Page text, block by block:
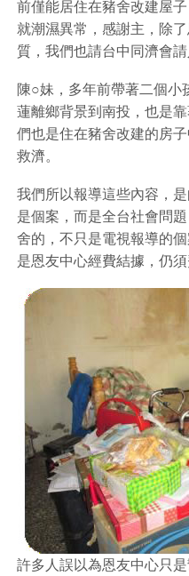
前僅能居住在豬舍改建屋
就潮濕異常，感謝主，除
質，我們也請台中同濟會請
陳○妹，多年前帶著二個小
蓮離鄉背景到南投，也是
們也是住在豬舍改建的房
救濟。
我們所以報導這些內容，
是個案，而是全台社會問
舍的，不只是電視報導的
是恩友中心經費結據，仍
許多人誤以為恩友中心只